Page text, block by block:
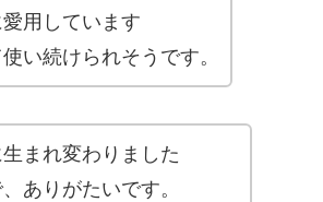
用しています
い続けられそうです。
まれ変わりました
ありがたいです。